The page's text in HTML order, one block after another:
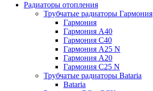
Радиаторы отопления
Трубчатые радиаторы Гармония
Гармония
Гармония А40
Гармония С40
Гармония А25 N
Гармония А20
Гармония С25 N
Трубчатые радиаторы Bataria
Bataria